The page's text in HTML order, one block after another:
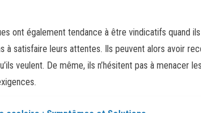
ont également tendance à être vindicatifs quand
à satisfaire leurs attentes. Ils peuvent alors avoir
veulent. De même, ils n’hésitent pas à menacer